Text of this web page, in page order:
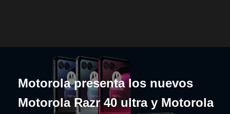
Motorola presenta los nuevos
Motorola Razr 40 ultra y Motorola